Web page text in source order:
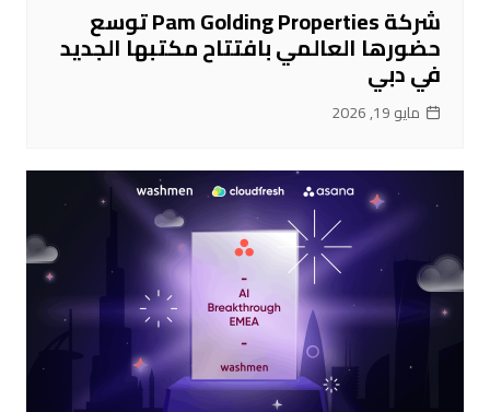
شركة Pam Golding Properties توسع
حضورها العالمي بافتتاح مكتبها الجديد
في دبي
مايو 19, 2026